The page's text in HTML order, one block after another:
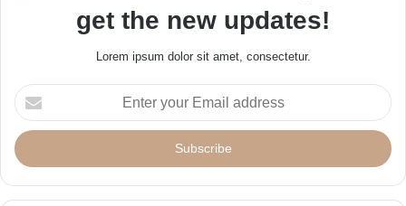
get the new updates!
Lorem ipsum dolor sit amet, consectetur.
E
n
e
y